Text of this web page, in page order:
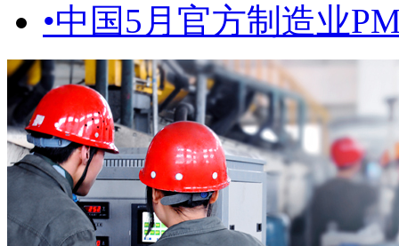
•中国5月官方制造业